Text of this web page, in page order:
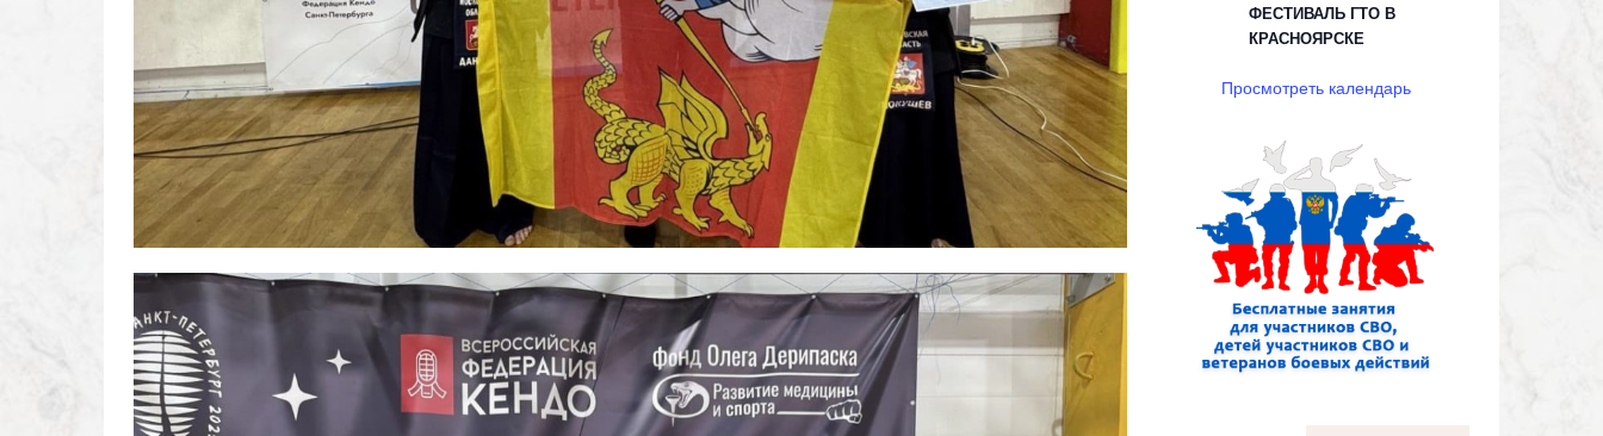
ФЕСТИВАЛЬ ГТО В
КРАСНОЯРСКЕ
Просмотреть календарь